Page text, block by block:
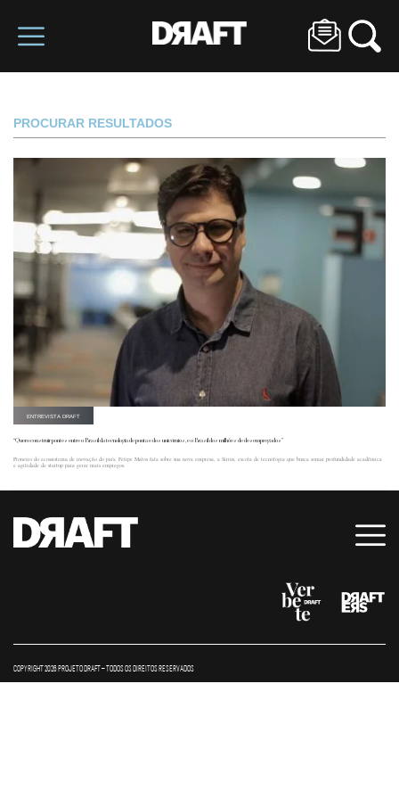
PROCURAR RESULTADOS
ENTREVISTA DRAFT
“Quero construir pontes entre o Brasil da tecnologia de ponta e dos unicórnios, e o Brasil dos milhões de desempregados”
Pioneiro do ecossistema de inovação do país, Felipe Matos fala sobre sua nova empresa, a Sirius, escola de tecnologia que busca somar profundidade acadêmica
e agilidade de startup para gerar mais empregos.
COPYRIGHT 2026 PROJETO DRAFT – TODOS OS DIREITOS RESERVADOS